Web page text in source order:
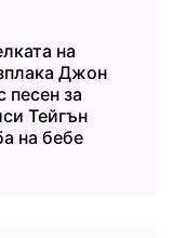
на
Джон
за
Тейгън
на бебе